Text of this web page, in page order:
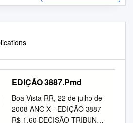
EDIÇÃO 3887.Pmd
Boa Vista-RR, 22 de julho de
2008 ANO X - EDIÇÃO 3887
R$ 1,60 DECISÃO TRIBUNAL